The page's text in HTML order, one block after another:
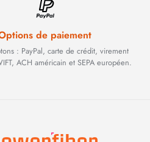
de paiement
: PayPal, carte de crédit, virement
ACH américain et SEPA européen.